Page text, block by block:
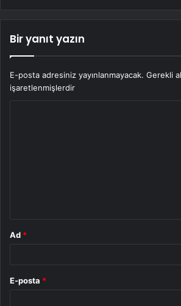
Bir yanıt yazın
E-posta adresiniz yayınlanmayacak. Gerekli
işaretlenmişlerdir
Ad *
E-posta *